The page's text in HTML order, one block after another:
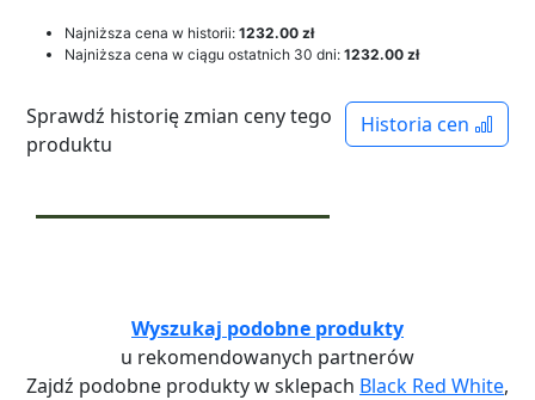
Najniższa cena w historii: 1232.00 zł
Najniższa cena w ciągu ostatnich 30 dni: 1232.00 zł
Historia cen
Sprawdź historię zmian ceny tego
produktu
Wyszukaj podobne produkty
u rekomendowanych partnerów
Zajdź podobne produkty w sklepach Black Red White,